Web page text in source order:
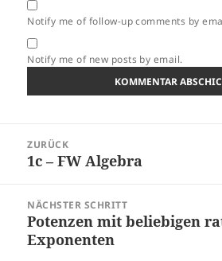
Notify me of follow-up comments by
Notify me of new posts by email.
ZURÜCK
Vorheriger
1c – FW Algebra
NÄCHSTER SCHRITT
Nächster
Beitrag:
Potenzen mit beliebigen
Exponenten